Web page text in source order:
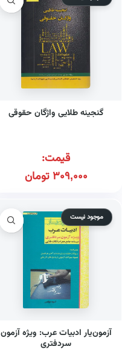
گنجینه طلایی واژگان حقوقی
قیمت:
309,000تومان
موجود نیست
آزمون‌یار ادبیات عرب: ویژه آزمون
سردفتری